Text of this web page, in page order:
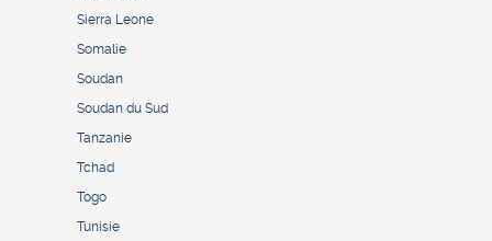
Sierra Leone
Somalie
Soudan
Soudan du Sud
Tanzanie
Tchad
Togo
Tunisie